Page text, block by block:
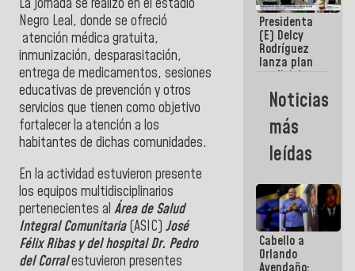
La jornada se realizó en el estadio
Negro Leal, donde se ofreció
atención médica gratuita,
inmunización, desparasitación,
entrega de medicamentos, sesiones
educativas de prevención y otros
servicios que tienen como objetivo
fortalecer la atención a los
habitantes de dichas comunidades.
En la actividad estuvieron presente
los equipos multidisciplinarios
pertenecientes al Área de Salud
Integral Comunitaria(ASIC) José
Félix Ribas y del hospital Dr. Pedro
del Corralestuvieron presentes
atención de
emergencia
sísmica en
la última
semana
Presidenta
(E) Delcy
Rodríguez
lanza plan
crediticio
con subsidio
a Juntas de
Condominio
Noticias
más
leídas
Cabello a
Orlando